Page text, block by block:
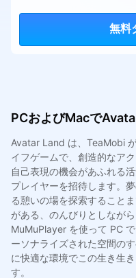
無料
PCおよびMacで
Avatar Land は、TeaMobi
イフゲームで、創造的なア
自己表現の機会があふれる
プレイヤーを招待します。
る憩いの場を探索すること
がある、のんびりとしなが
MuMuPlayer を使って PC
ーソナライズされた空間の
に快適な環境でこの生き生
す。